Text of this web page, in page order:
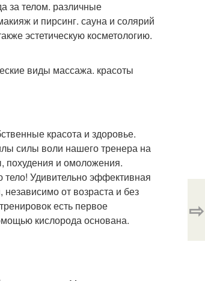
за телом. различные
и пирсинг. сауна и солярий
эстетическую косметологию.
виды массажа. красоты
красота и здоровье.
силы воли нашего тренера на
похудения и омоложения.
Удивительно эффективная
от возраста и без
есть первое
кислорода основана.
⇨